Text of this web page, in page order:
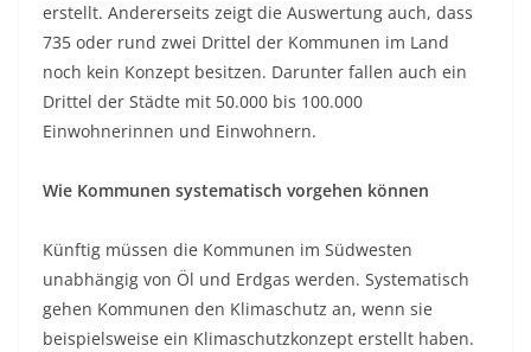
erstellt. Andererseits zeigt die Auswertung auch, dass
735 oder rund zwei Drittel der Kommunen im Land
noch kein Konzept besitzen. Darunter fallen auch ein
Drittel der Städte mit 50.000 bis 100.000
Einwohnerinnen und Einwohnern.
Wie Kommunen systematisch vorgehen können
Künftig müssen die Kommunen im Südwesten
unabhängig von Öl und Erdgas werden. Systematisch
gehen Kommunen den Klimaschutz an, wenn sie
beispielsweise ein Klimaschutzkonzept erstellt haben.